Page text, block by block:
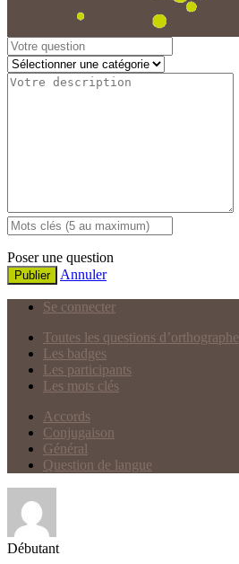
Poser une question
Publier Annuler
Se connecter
Toutes les questions d’orthographe
Les badges
Les participants
Les mots clés
Accords
Conjugaison
Général
Question de langue
Débutant